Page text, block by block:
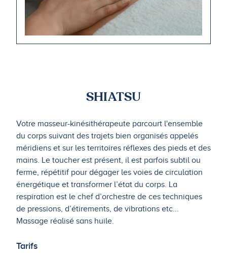
SHIATSU
Votre masseur-kinésithérapeute parcourt l'ensemble
du corps suivant des trajets bien organisés appelés
méridiens et sur les territoires réflexes des pieds et des
mains. Le toucher est présent, il est parfois subtil ou
ferme, répétitif pour dégager les voies de circulation
énergétique et transformer l’état du corps. La
respiration est le chef d’orchestre de ces techniques
de pressions, d’étirements, de vibrations etc...
Massage réalisé sans huile.
Tarifs